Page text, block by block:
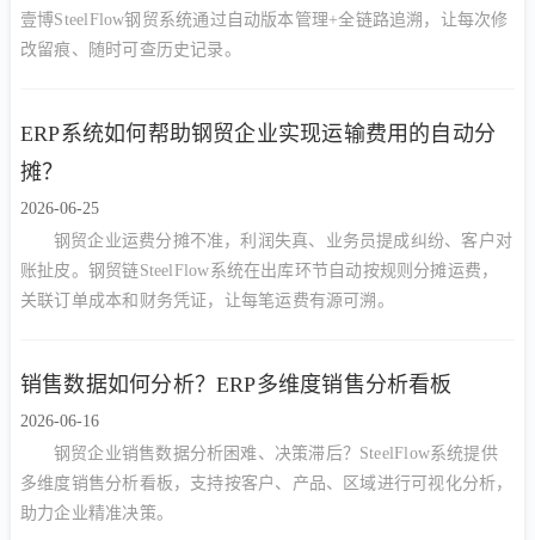
壹博SteelFlow钢贸系统通过自动版本管理+全链路追溯，让每次修
改留痕、随时可查历史记录。
ERP系统如何帮助钢贸企业实现运输费用的自动分
摊？
2026-06-25
钢贸企业运费分摊不准，利润失真、业务员提成纠纷、客户对
账扯皮。钢贸链SteelFlow系统在出库环节自动按规则分摊运费，
关联订单成本和财务凭证，让每笔运费有源可溯。
销售数据如何分析？ERP多维度销售分析看板
2026-06-16
钢贸企业销售数据分析困难、决策滞后？SteelFlow系统提供
多维度销售分析看板，支持按客户、产品、区域进行可视化分析，
助力企业精准决策。